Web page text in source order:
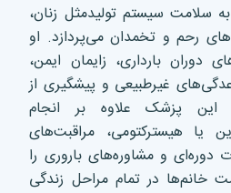
سلامت سیستم تولیدمثل زنان،
رحم و تخمدان می‌پردازد. او
بارداری، زایمان ایمن،
غیرطبیعی و پیشگیری از
این پزشک علاوه بر انجام
یا هیسترکتومی، مراقبت‌های
دوره‌ای و مشاوره‌های باروری را
خانم‌ها در تمام مراحل زندگی